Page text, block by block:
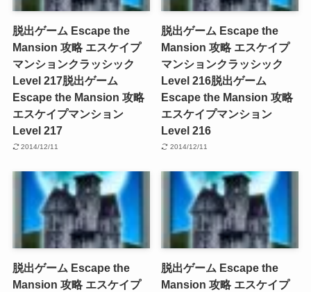
脱出ゲーム Escape the
Mansion 攻略 エスケイプ
マンションクラッシック
Level 217脱出ゲーム
Escape the Mansion 攻略
エスケイプマンション
Level 217
2014/12/11
脱出ゲーム Escape the
Mansion 攻略 エスケイプ
マンションクラッシック
Level 216脱出ゲーム
Escape the Mansion 攻略
エスケイプマンション
Level 216
2014/12/11
脱出ゲーム Escape the
Mansion 攻略 エスケイプ
脱出ゲーム Escape the
Mansion 攻略 エスケイプ